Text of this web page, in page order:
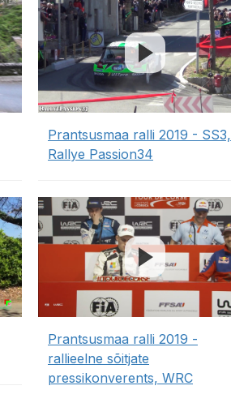
Prantsusmaa ralli 2019 - SS3,
Rallye Passion34
Prantsusmaa ralli 2019 -
rallieelne sõitjate
pressikonverents, WRC